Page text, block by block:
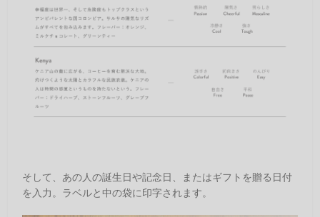
そして、あの人の誕生日や記念日、またはギフトを贈る日付
を入力。ラベルと中の袋に印字されます。